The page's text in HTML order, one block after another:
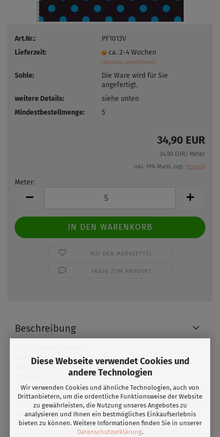
Diese Webseite verwendet Cookies und
andere Technologien
Wir verwenden Cookies und ähnliche Technologien, auch von
Drittanbietern, um die ordentliche Funktionsweise der Website
zu gewährleisten, die Nutzung unseres Angebotes zu
analysieren und Ihnen ein bestmögliches Einkaufserlebnis
bieten zu können. Weitere Informationen finden Sie in unserer
Datenschutzerklärung.
Art.Nr.:
PF1013V
Lieferzeit:
ca. 2-4 Wochen
(Ausland abweichend)
Sohle:
Die Ware wird für Sie
angefertigt.
weitere Details:
siehe unten
Mindestbestellmenge:
5
34,90 EUR
34,90 EUR/ Meter
inkl. 19% MwSt. zzgl. Versand
Meter:
AUF DEN MERKZETTEL
FRAGE ZUM PRODUKT
Beschreibung
Breite/ Gewicht: ca. 145cm/ ca. 200g/qm
Material:90% Polyester/ 10% Elasthan
: elastisch
Ein wirklich luxuriöser Druckgrund. Die Farben wirken tiefer und satter. Der
glatte Samt fühlt sich toll auf der Haut an.
Verwendung:Tanzkostüme, Kostüme für Roll- &
Eiskunstlauf,Badekleidung, Sportkleidung,
Badeanzüge, Karneval, Tops, idealer Stoff für Theater und